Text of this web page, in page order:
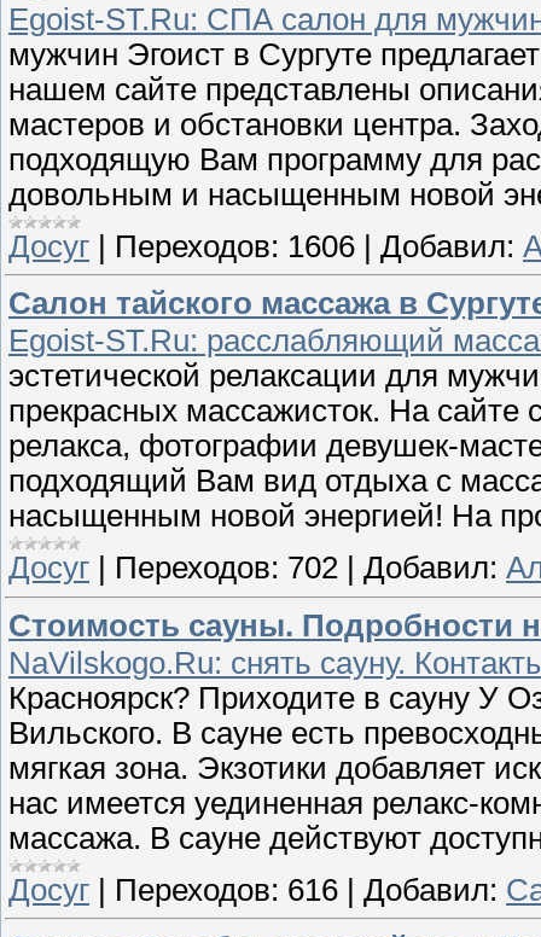
Egoist-ST.Ru: СПА салон для
мужчин Эгоист в Сургуте
нашем сайте представлены
мастеров и обстановки центра.
подходящую Вам программу для
довольным и насыщенным новой
Досуг | Переходов: 1606 | Добавил:
Салон тайского массажа в
Egoist-ST.Ru: расслабляющий
эстетической релаксации для
прекрасных массажисток. На
релакса, фотографии девушек-
подходящий Вам вид отдыха с
насыщенным новой энергией! На
Досуг
Переходов: 702 Добавил:
Стоимость сауны. Подробности
NaVilskogo.Ru: снять сауну.
Красноярск? Приходите в сауну У
Вильского. В сауне есть
мягкая зона. Экзотики добавляет
нас имеется уединенная релакс-
массажа. В сауне действуют
Досуг
Переходов: 616 Добавил: